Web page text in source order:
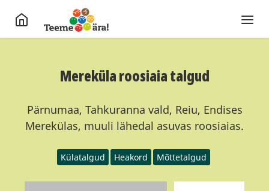
Mereküla roosiaia talgud
Pärnumaa, Tahkuranna vald, Reiu, Endises
Merekülas, muuli lähedal asuvas roosiaias.
Külatalgud Heakord Mõttetalgud